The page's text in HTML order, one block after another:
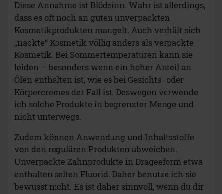
Diese Annahme ist Blödsinn. Wahr ist allerdings,
dass es oft noch an guten unverpackten
Kosmetikprodukten mangelt. Auch verhält sich
„nackte“ Kosmetik völlig anders als verpackte
Kosmetik. Bei Sommertemperaturen kann sie
leiden – besonders wenn ein hoher Anteil an
Ölen enthalten ist, wie es bei Gesichts- oder
Körpercremes der Fall ist. Deswegen verwende
ich solche Produkte in begrenzter Menge und
nicht unterwegs.
Zudem können Anwendung und Inhaltsstoffe
von den regulären Produkten abweichen.
Unverpackte Zahnprodukte in Drageeform etwa
enthalten selten Fluorid. Daher benutze ich sie
bewusst nicht. Es ist daher sinnvoll, wenn du dir